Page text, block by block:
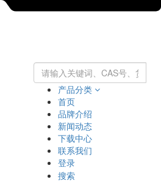
产品分类
首页
品牌介绍
新闻动态
下载中心
联系我们
登录
搜索